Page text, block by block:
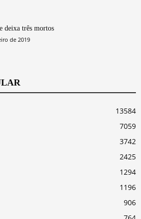
deixa três mortos
de 2019
13584
7059
3742
2425
1294
1196
906